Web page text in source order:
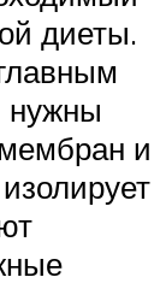
диеты.
нужны
и